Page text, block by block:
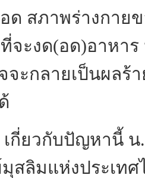
ด สภาพร่างกาย
จะงด(อด)อาหาร
จะกลายเป็นผลร้
กับปัญหานี้ น.พ
สลิมแห่งประเทศ